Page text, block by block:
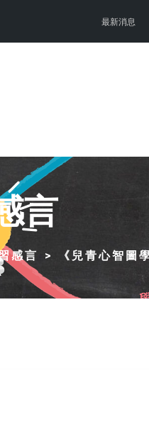
最新消息
言
感言 《兒青心智圖